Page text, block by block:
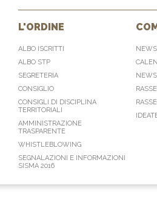
L'ORDINE
ALBO ISCRITTI
ALBO STP
SEGRETERIA
CONSIGLIO
CONSIGLI DI DISCIPLINA
TERRITORIALI
AMMINISTRAZIONE
TRASPARENTE
WHISTLEBLOWING
SEGNALAZIONI E INFORMAZIONI
SISMA 2016
NEWS